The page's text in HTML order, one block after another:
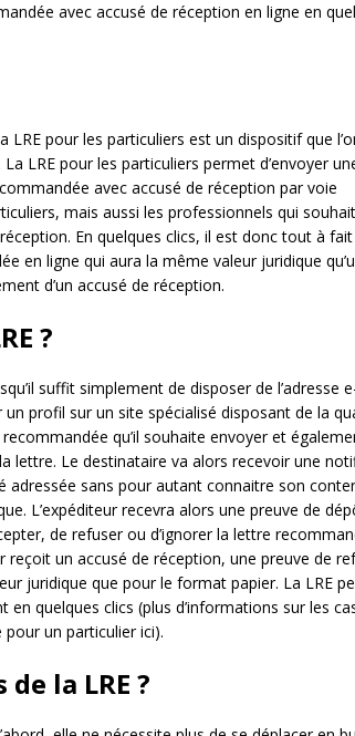
avec accusé de réception en ligne en
LRE pour les particuliers est un dispositif que
LRE pour les particuliers permet d’envoyer
avec accusé de réception par voie
mais aussi les professionnels qui
En quelques clics, il est donc tout à
en ligne qui aura la même valeur juridique
d’un accusé de réception.
?
suffit simplement de disposer de l’adresse
profil sur un site spécialisé disposant de la
qu’il souhaite envoyer et
lettre. Le destinataire va alors recevoir une
adressée sans pour autant connaitre son
L’expéditeur recevra alors une preuve de
de refuser ou d’ignorer la lettre
reçoit un accusé de réception, une preuve de
juridique que pour le format papier. La LRE
en quelques clics (plus d’informations sur les
pour un particulier ici).
la LRE ?